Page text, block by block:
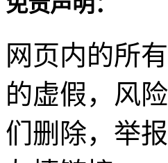
网页内的所
的虚假，风
们删除，举